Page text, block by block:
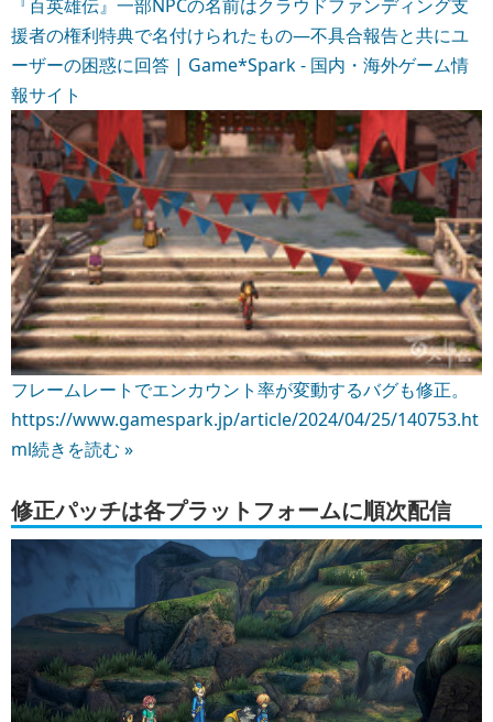
『百英雄伝』一部NPCの名前はクラウドファンディング支
援者の権利特典で名付けられたもの―不具合報告と共にユ
ーザーの困惑に回答 | Game*Spark - 国内・海外ゲーム情
報サイト
フレームレートでエンカウント率が変動するバグも修正。
https://www.gamespark.jp/article/2024/04/25/140753.ht
ml続きを読む »
修正パッチは各プラットフォームに順次配信